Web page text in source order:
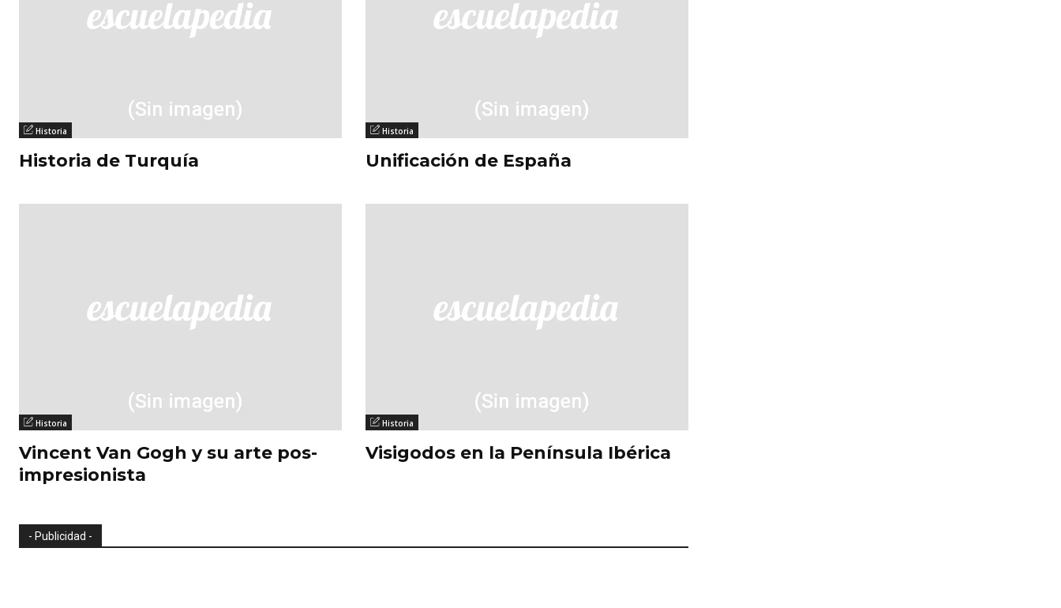
Historia
Historia de Turquía
Historia
Unificación de España
Historia
Vincent Van Gogh y su arte pos-
impresionista
Historia
Visigodos en la Península Ibérica
- Publicidad -